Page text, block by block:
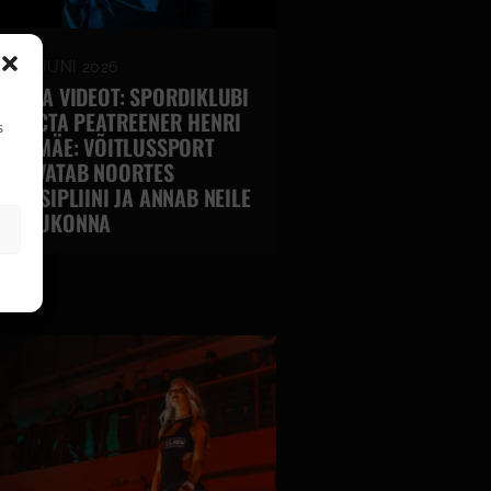
22. JUUNI 2026
VAATA VIDEOT: SPORDIKLUBI
INVICTA PEATREENER HENRI
HIIEMÄE: VÕITLUSSPORT
KASVATAB NOORTES
DISTSIPLIINI JA ANNAB NEILE
KOGUKONNA